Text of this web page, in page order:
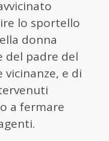
lo sportello
donna
del padre del
vicinanze, e di
a fermare